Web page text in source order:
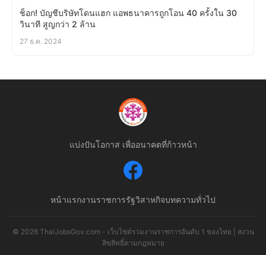
ช็อก! บัญชีบริษัทโดนแฮก แอพธนาคารถูกโอน 40 ครั้งใน 30
วินาที สูญกว่า 2 ล้าน
27 ธ.ค. 2024
แบ่งปันโอกาส เพื่ออนาคตที่ก้าวหน้า
หน้าแรกงานราชการรัฐวิสาหกิจบทความทั่วไป
© 2026 ThaiJobsGov.com - เว็บไซต์รวมงานราชการอันดับ 1 ของไทย | สงวน
ลิขสิทธิ์ตามกฎหมาย